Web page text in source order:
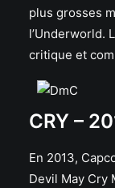
plus grosses
l’Underworld.
critique et
CRY –
En 2013,
Devil May Cry